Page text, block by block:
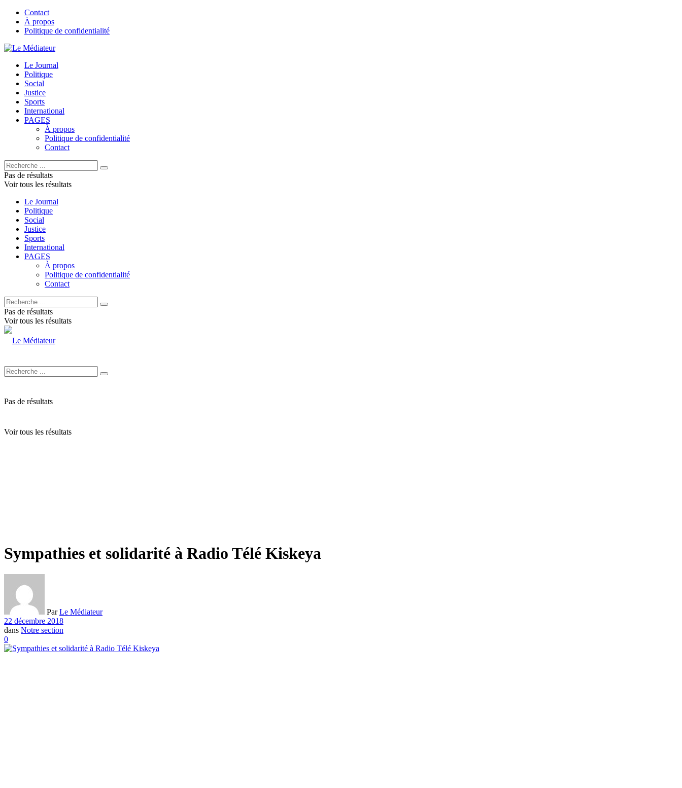
Contact
À propos
Politique de confidentialité
Le Journal
Politique
Social
Justice
Sports
International
PAGES
À propos
Politique de confidentialité
Contact
Pas de résultats
Voir tous les résultats
Le Journal
Politique
Social
Justice
Sports
International
PAGES
À propos
Politique de confidentialité
Contact
Pas de résultats
Voir tous les résultats
Pas de résultats
Voir tous les résultats
Sympathies et solidarité à Radio Télé Kiskeya
Par Le Médiateur
22 décembre 2018
dans Notre section
0